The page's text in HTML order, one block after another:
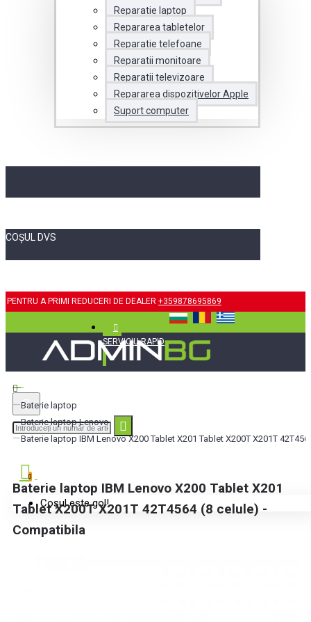
Reparatie laptop
Repararea tabletelor
Reparatie telefoane
Reparatii monitoare
Reparatii televizoare
Repararea dispozitivelor Apple
Suport computer
COȘUL DVS
PENTRU A PRIMI REDUCERI DE DEALER +359878695869
SERVICIU RAPID
0
Coșul este gol!
Baterie laptop
Baterie laptop Lenovo
Baterie laptop IBM Lenovo X200 Tablet X201 Tablet X200T X201T
Baterie laptop IBM Lenovo X200 Tablet X201
Tablet X200T X201T 42T4564 (8 celule) -
Compatibila